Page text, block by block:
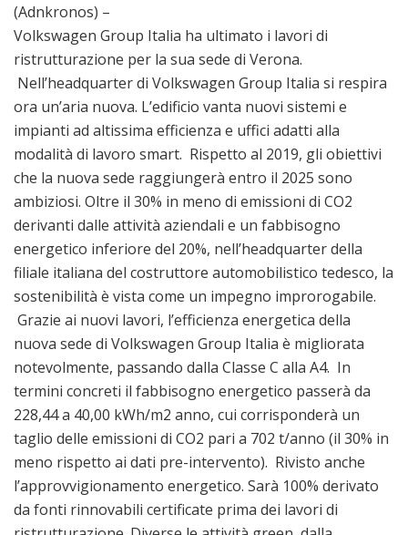
(Adnkronos) –
Volkswagen Group Italia ha ultimato i lavori di
ristrutturazione per la sua sede di Verona.
Nell’headquarter di Volkswagen Group Italia si respira
ora un’aria nuova. L’edificio vanta nuovi sistemi e
impianti ad altissima efficienza e uffici adatti alla
modalità di lavoro smart. Rispetto al 2019, gli obiettivi
che la nuova sede raggiungerà entro il 2025 sono
ambiziosi. Oltre il 30% in meno di emissioni di CO2
derivanti dalle attività aziendali e un fabbisogno
energetico inferiore del 20%, nell’headquarter della
filiale italiana del costruttore automobilistico tedesco, la
sostenibilità è vista come un impegno improrogabile.
Grazie ai nuovi lavori, l’efficienza energetica della
nuova sede di Volkswagen Group Italia è migliorata
notevolmente, passando dalla Classe C alla A4. In
termini concreti il fabbisogno energetico passerà da
228,44 a 40,00 kWh/m2 anno, cui corrisponderà un
taglio delle emissioni di CO2 pari a 702 t/anno (il 30% in
meno rispetto ai dati pre-intervento). Rivisto anche
l’approvvigionamento energetico. Sarà 100% derivato
da fonti rinnovabili certificate prima dei lavori di